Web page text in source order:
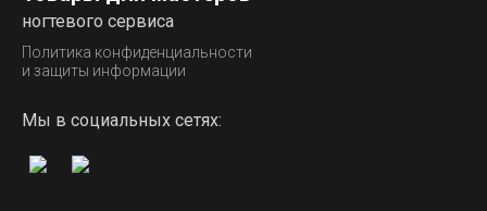
ногтевого сервиса
Политика конфиденциальности
и защиты информации
Мы в социальных сетях: